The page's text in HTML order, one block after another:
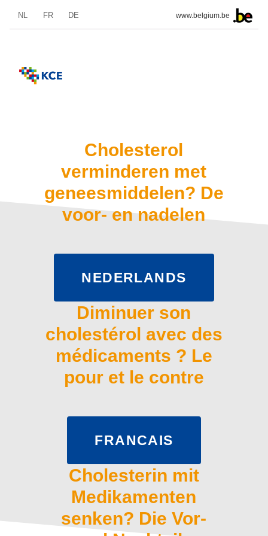
NL FR DE www.belgium.be
Cholesterol
verminderen met
geneesmiddelen? De
voor- en nadelen
NEDERLANDS
Diminuer son
cholestérol avec des
médicaments ? Le
pour et le contre
FRANCAIS
Cholesterin mit
Medikamenten
senken? Die Vor-